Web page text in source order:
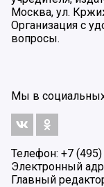
Москва, ул.
Организация с
вопросы.
Мы в социальных
Телефон: +7
Электронный
Главный